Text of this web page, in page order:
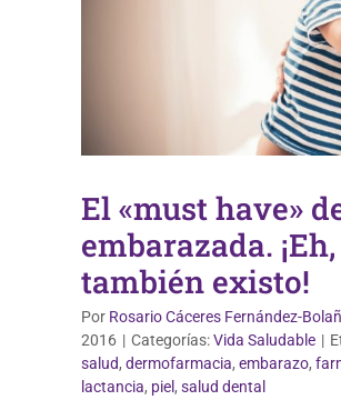
El «must have»
embarazada.
también existo!
Por Rosario Cáceres Fernández-
2016 | Categorías:Vida Saludable |
salud, dermofarmacia, embarazo,
lactancia, piel , salud dentalVida